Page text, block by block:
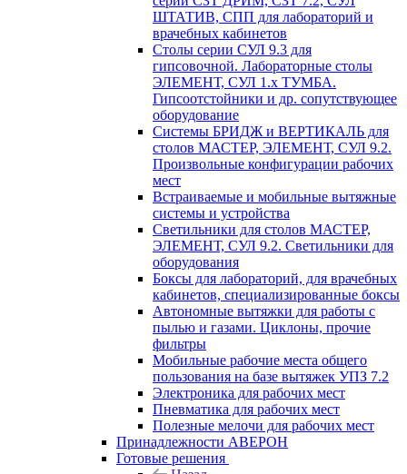
ШТАТИВ, СПП для лабораторий и
врачебных кабинетов
Столы серии СУЛ 9.3 для
гипсовочной. Лабораторные столы
ЭЛЕМЕНТ, СУЛ 1.х ТУМБА.
Гипсоотстойники и др. сопутствующее
оборудование
Системы БРИДЖ и ВЕРТИКАЛЬ для
столов МАСТЕР, ЭЛЕМЕНТ, СУЛ 9.2.
Произвольные конфигурации рабочих
мест
Встраиваемые и мобильные вытяжные
системы и устройства
Светильники для столов МАСТЕР,
ЭЛЕМЕНТ, СУЛ 9.2. Светильники для
оборудования
Боксы для лабораторий, для врачебных
кабинетов, специализированные боксы
Автономные вытяжки для работы с
пылью и газами. Циклоны, прочие
фильтры
Мобильные рабочие места общего
пользования на базе вытяжек УПЗ 7.2
Электроника для рабочих мест
Пневматика для рабочих мест
Полезные мелочи для рабочих мест
Принадлежности АВЕРОН
Готовые решения